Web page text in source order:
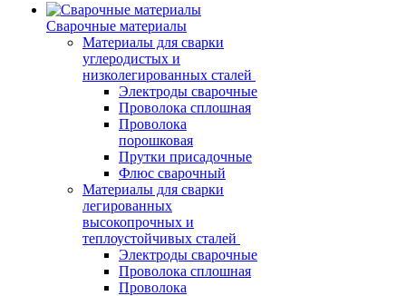
Сварочные материалы
Материалы для сварки
углеродистых и
низколегированных сталей
Электроды сварочные
Проволока сплошная
Проволока
порошковая
Прутки присадочные
Флюс сварочный
Материалы для сварки
легированных
высокопрочных и
теплоустойчивых сталей
Электроды сварочные
Проволока сплошная
Проволока